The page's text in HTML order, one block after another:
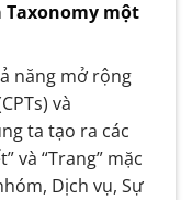
Taxonomy một
năng mở rộng
và
ta tạo ra các
và “Trang” mặc
Dịch vụ, Sự